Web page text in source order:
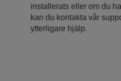
installerats eller om du
kan du kontakta vår
ytterligare hjälp.